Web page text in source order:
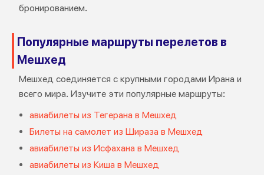
бронированием.
Популярные маршруты перелетов в
Мешхед
Мешхед соединяется с крупными городами Ирана и
всего мира. Изучите эти популярные маршруты:
авиабилеты из Тегерана в Мешхед
Билеты на самолет из Шираза в Мешхед
авиабилеты из Исфахана в Мешхед
авиабилеты из Киша в Мешхед